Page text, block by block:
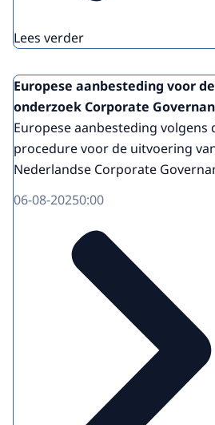
Lees verder
Europese aanbesteding voor
onderzoek Corporate
Europese aanbesteding volgens
procedure voor de uitvoering
Nederlandse Corporate
06-08-20250:00